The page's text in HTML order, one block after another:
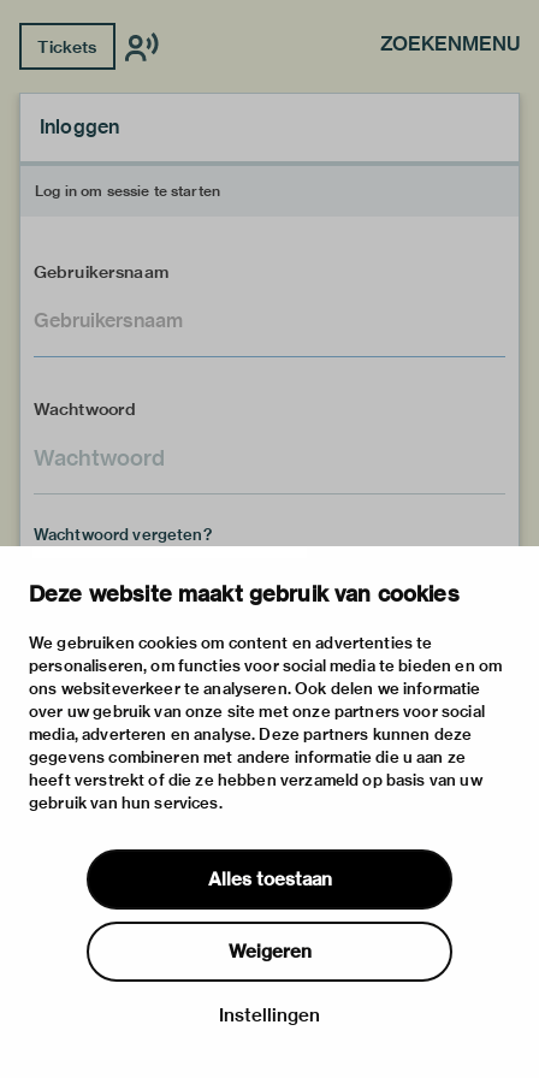
Deze website maakt gebruik van cookies
We gebruiken cookies om content en advertenties te
personaliseren, om functies voor social media te bieden en om
ons websiteverkeer te analyseren. Ook delen we informatie
over uw gebruik van onze site met onze partners voor social
media, adverteren en analyse. Deze partners kunnen deze
gegevens combineren met andere informatie die u aan ze
heeft verstrekt of die ze hebben verzameld op basis van uw
gebruik van hun services.
Alles toestaan
Weigeren
Instellingen
Tickets ZOEKENMENU
Inloggen
Log in om sessie te starten
Gebruikersnaam
Wachtwoord
Wachtwoord vergeten?